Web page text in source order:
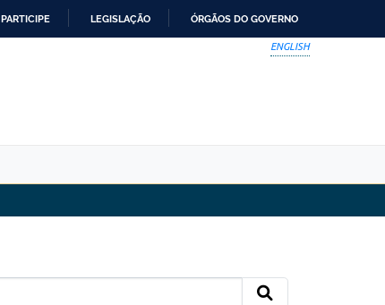
PARTICIPE LEGISLAÇÃO ÓRGÃOS DO GOVERNO
ENGLISH